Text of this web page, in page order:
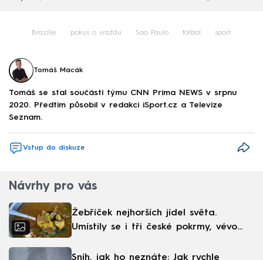
Brazílie pokus o vraždu Sao Paulo fotbal sport
Tomáš Macák
Tomáš se stal součástí týmu CNN Prima NEWS v srpnu
2020. Předtím působil v redakci iSport.cz a Televize
Seznam.
Vstup do diskuze
Návrhy pro vás
Žebříček nejhorších jídel světa.
Umístily se i tři české pokrmy, vévodí
Sníh, jak ho neznáte: Jak rychle